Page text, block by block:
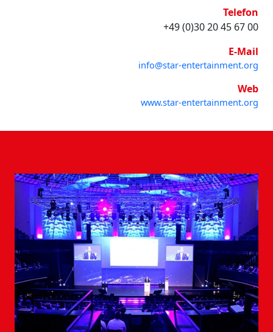
Telefon
+49 (0)30 20 45 67 00
E-Mail
info@star-entertainment.org
Web
www.star-entertainment.org